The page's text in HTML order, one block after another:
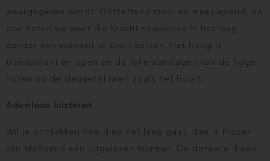
weergegeven wordt. Ontzettend mooi en meeslepend, en
ook horen we weer die kracht souplesse in het laag
zonder een moment te overheersen. Het hoog is
transparant en open en de felle aanslagen van de hoge
noten op de vleugel klinken zoals het hoort.
Ademloos luisteren
Wil je ontdekken hoe diep het laag gaat, dan is Frozen
van Madonna een uitgelezen nummer. De donkere diepe